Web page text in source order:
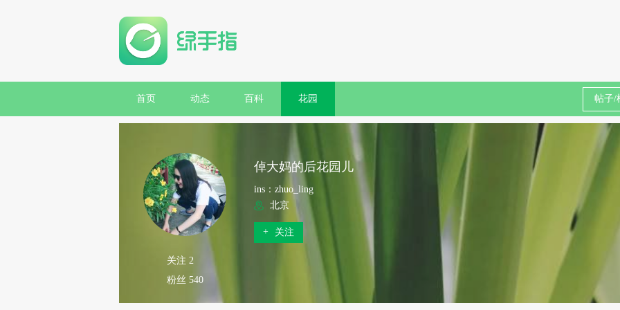
首页 动态 百科 花园
关注 2
粉丝 540
倬大妈的后花园儿
ins：zhuo_ling
北京
+ 关注